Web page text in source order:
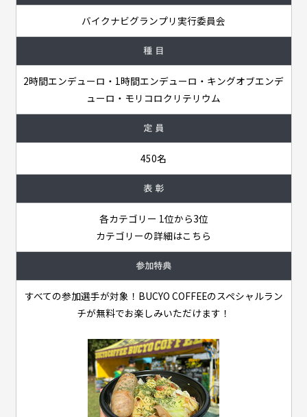
バイクナビグランプリ実行委員会
種 目
2時間エンデューロ・1時間エンデューロ・キングオブエンデ
ューロ・モリコロクリテリウム
定 員
450名
表 彰
各カテゴリー 1位から3位
カテゴリーの詳細はこちら
参加特典
すべての参加選手が対象！BUCYO COFFEEのスペシャルラン
チが無料でお楽しみいただけます！